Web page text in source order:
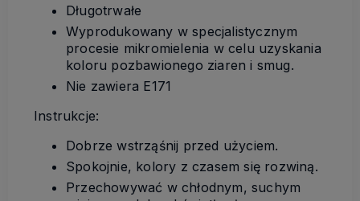
Długotrwałe
Wyprodukowany w specjalistycznym
procesie mikromielenia w celu uzyskania
koloru pozbawionego ziaren i smug.
Nie zawiera E171
Instrukcje:
Dobrze wstrząśnij przed użyciem.
Spokojnie, kolory z czasem się rozwiną.
Przechowywać w chłodnym, suchym